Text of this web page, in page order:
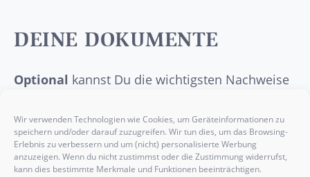
Wir verwenden Technologien wie Cookies, um Geräteinformationen zu
speichern und/oder darauf zuzugreifen. Wir tun dies, um das Browsing-
Erlebnis zu verbessern und um (nicht) personalisierte Werbung
anzuzeigen. Wenn du nicht zustimmst oder die Zustimmung widerrufst,
kann dies bestimmte Merkmale und Funktionen beeinträchtigen.
DEINE DOKUMENTE
Optional kannst Du die wichtigsten Nachweise
Lebenslauf, einAnschreibenoder etwaige
Praktikumsbelegehier einfügen.